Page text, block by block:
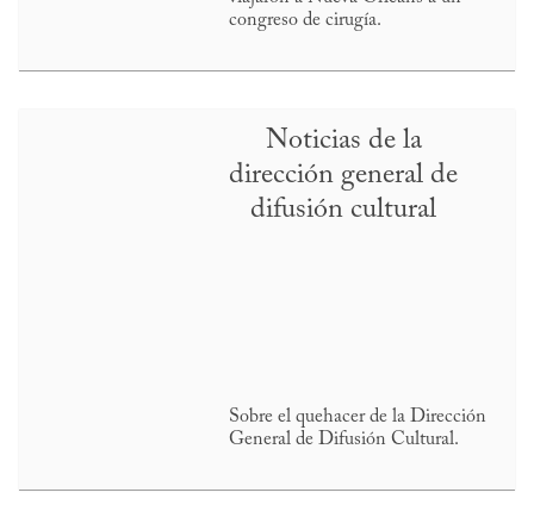
congreso de cirugía.
Noticias de la
dirección general de
difusión cultural
Sobre el quehacer de la Dirección
General de Difusión Cultural.